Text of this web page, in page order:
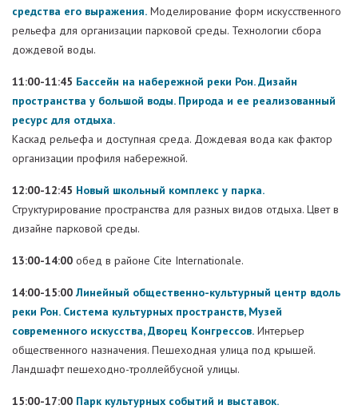
средства его выражения. Моделирование форм искусственного
рельефа для организации парковой среды. Технологии сбора
дождевой воды.
11:00-11:45 Бассейн на набережной реки Рон. Дизайн
пространства у большой воды. Природа и ее реализованный
ресурс для отдыха.
Каскад рельефа и доступная среда. Дождевая вода как фактор
организации профиля набережной.
12:00-12:45 Новый школьный комплекс у парка.
Структурирование пространства для разных видов отдыха. Цвет в
дизайне парковой среды.
13:00-14:00 обед в районе Cite Internationale.
14:00-15:00 Линейный общественно-культурный центр вдоль
реки Рон. Система культурных пространств, Музей
современного искусства, Дворец Конгрессов. Интерьер
общественного назначения. Пешеходная улица под крышей.
Ландшафт пешеходно-троллейбусной улицы.
15:00-17:00 Парк культурных событий и выставок.